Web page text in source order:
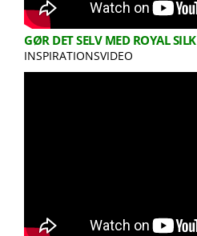
GØR DET SELV MED ROYAL SILK
INSPIRATIONSVIDEO